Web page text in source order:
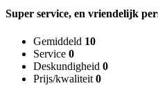
Super service, en vriendelijk
Gemiddeld 10
Service 0
Deskundigheid 0
Prijs/kwaliteit 0